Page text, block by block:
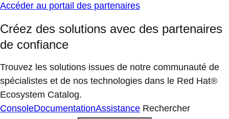
Accéder au portail des partenaires
Créez des solutions avec des partenaires
de confiance
Trouvez les solutions issues de notre communauté de
spécialistes et de nos technologies dans le Red Hat®
Ecosystem Catalog.
ConsoleDocumentationAssistance Rechercher